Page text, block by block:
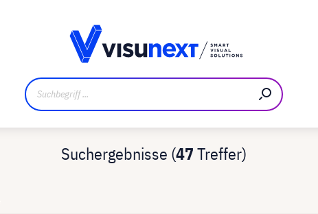
Suchergebnisse (47Treffer)